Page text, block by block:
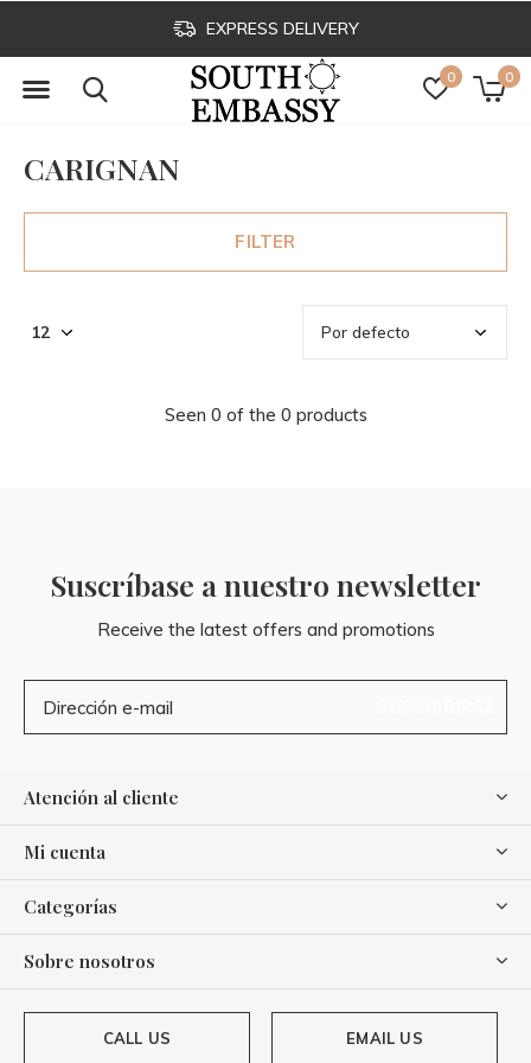
0 0
EXPRESS DELIVERY
CARIGNAN
FILTER
Seen 0 of the 0 products
Suscríbase a nuestro newsletter
Receive the latest offers and promotions
Atención al cliente
Mi cuenta
Categorías
Sobre nosotros
CALL US EMAIL US